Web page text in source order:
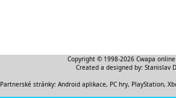
Copyright © 1998-2026 Cwapa
Created a designed by: Stanislav
Partnerské stránky: Android aplikace, PC hry, PlayStation,